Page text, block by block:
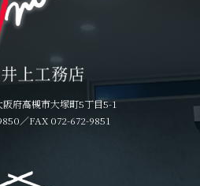
府高槻市大塚町5丁目5-1
／FAX 072-672-9851